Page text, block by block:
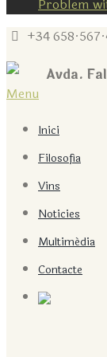
Problem
+34
Avda.
Menu
Inici
Filosofía
Vins
Noticies
Multimédia
Contacte